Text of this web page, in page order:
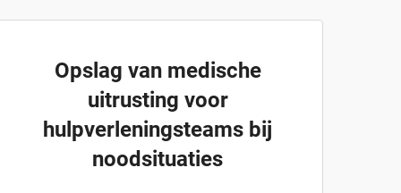
Opslag van medische
uitrusting voor
hulpverleningsteams bij
noodsituaties